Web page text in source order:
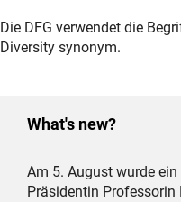
Die DFG verwendet die
Diversity synonym.
What's new?
Am 5. August wurde ein
Präsidentin Professorin